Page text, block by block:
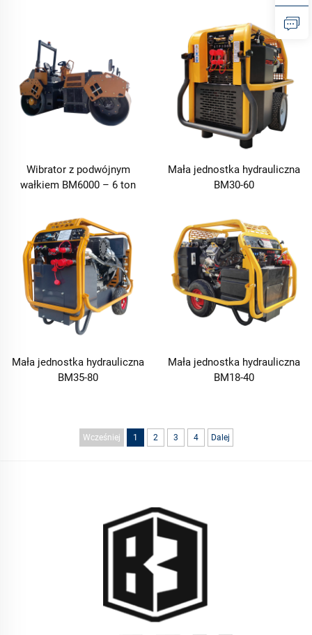
Wibrator z podwójnym
wałkiem BM6000 – 6 ton
Mała jednostka hydrauliczna
BM30-60
Mała jednostka hydrauliczna
BM35-80
Mała jednostka hydrauliczna
BM18-40
Wcześniej 1 2 3 4 Dalej